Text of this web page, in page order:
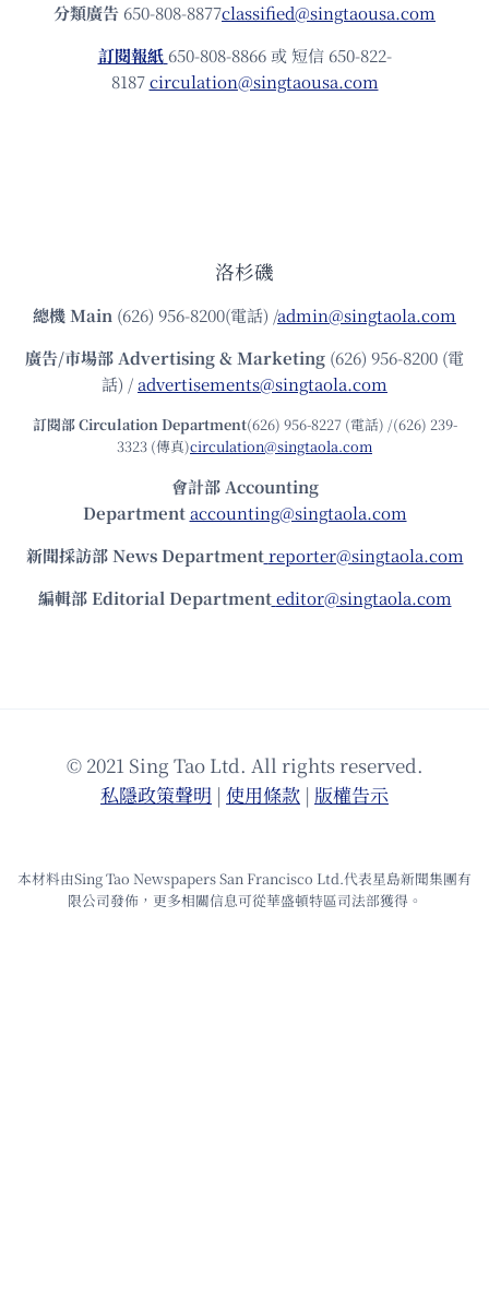
分類廣告 650-808-8877classified@singtaousa.com
訂閱報紙 650-808-8866 或 短信 650-822-
8187circulation@singtaousa.com
洛杉磯
總機Main (626) 956-8200(電話) /admin@singtaola.com
廣告/市場部Advertising & Marketing (626) 956-8200 (電
話) /advertisements@singtaola.com
訂閱部 Circulation Department(626) 956-8227 (電話) /(626) 239-
3323 (傳真)circulation@singtaola.com
會計部 Accounting
Department accounting@singtaola.com
新聞採訪部 News Department reporter@singtaola.com
編輯部 Editorial Department editor@singtaola.com
© 2021 Sing Tao Ltd. All rights reserved.
私隱政策聲明 | 使⽤條款 | 版權告⽰
本材料由Sing Tao Newspapers San Francisco Ltd.代表星島新聞集團有
限公司發佈，更多相關信息可從華盛頓特區司法部獲得。